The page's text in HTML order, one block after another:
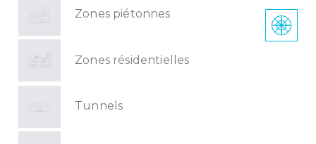
Zones piétonnes
Zones résidentielles
Tunnels